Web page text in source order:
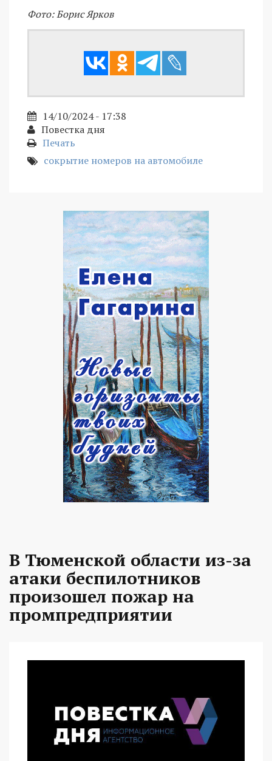
Фото: Борис Ярков
14/10/2024 - 17:38
Повестка дня
Печать
сокрытие номеров на автомобиле
В Тюменской области из-за
атаки беспилотников
произошел пожар на
промпредприятии